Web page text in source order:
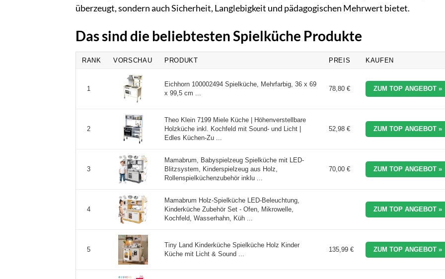
überzeugt, sondern auch Sicherheit, Langlebigkeit und pädagogischen Mehrwert bietet.
Das sind die beliebtesten Spielküche Produkte
RANK VORSCHAU PRODUKT PREIS KAUFEN
1
Eichhorn 100002494 Spielküche, Mehrfarbig, 36 x 69
x 99,5 cm ...
78,80 € ZUM TOP ANGEBOT »
2
Theo Klein 7199 Miele Küche | Höhenverstellbare
Holzküche inkl. Kochfeld mit Sound- und Licht |
Edles Küchen-Zu ...
52,98 € ZUM TOP ANGEBOT »
3
Mamabrum, Babyspielzeug Spielküche mit LED-
Blitzsystem, Kinderspielzeug aus Holz,
Rollenspielküchenzubehör inklu ...
70,00 € ZUM TOP ANGEBOT »
4
Mamabrum Holz-Spielküche LED-Beleuchtung,
Kinderküche Zubehör Set - Ofen, Mikrowelle,
Kochfeld, Wasserhahn, Küh ...
ZUM TOP ANGEBOT »
5
Tiny Land Kinderküche Spielküche Holz Kinder
Küche mit Licht & Sound ...
135,99 € ZUM TOP ANGEBOT »